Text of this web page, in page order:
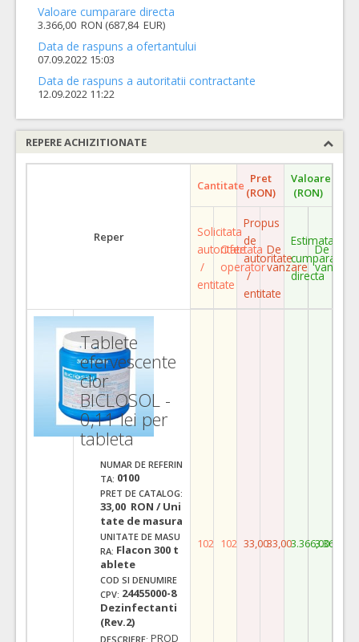
Valoare cumparare directa
3.366,00 RON (687,84 EUR)
Data de raspuns a ofertantului
07.09.2022 15:03
Data de raspuns a autoritatii contractante
12.09.2022 11:22
REPERE ACHIZITIONATE
Reper
Cantitate Pret
(RON)
Valoare
(RON)
Solicitata
autoritate
/
entitate
Ofertata
operator
Propus
de
autoritate
/
entitate
De
vanzare
Estimata
cumparare
directa
De
vanzare
Tablete
efervescente
clor
BICLOSOL -
0,11 lei per
tableta
NUMAR DE REFERIN
TA: 0100
PRET DE CATALOG:
33,00 RON / Uni
tate de masura
UNITATE DE MASU
RA: Flacon 300 t
ablete
COD SI DENUMIRE
CPV: 24455000-8
Dezinfectanti
(Rev.2)
DESCRIERE: PROD
102 102 33,0033,003.366,003.366,00